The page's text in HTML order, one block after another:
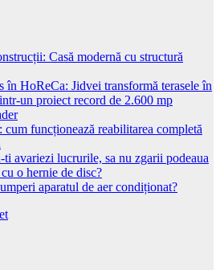
Casă modernă cu structură
în HoReCa: Jidvei transformă terasele în
un proiect record de 2.600 mp
cum funcționează reabilitarea completă
ti avariezi lucrurile, sa nu zgarii podeaua
o hernie de disc?
aparatul de aer condiționat?